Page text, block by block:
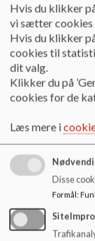
3. Skab
Evaluering og
give lærer og
undervisningen.
læreren om
lærerens
vigtigt, at
til elevens
eleverne til
oplever
lære­ren vigtige
Læreren kan
Hvis du klikker
vi sætter
Hvis du klikker
cookies til
dit valg.
Klikker du på
cookies for de
Læs mere i
Disse
Formål: